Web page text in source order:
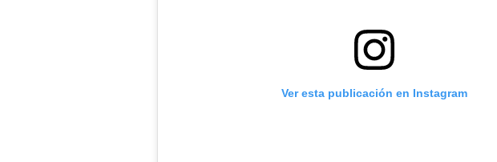
Ver esta publicación en Instagram